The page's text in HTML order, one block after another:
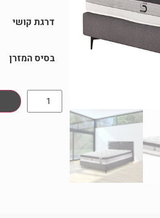
דרגת קושי
בסיס המזרן